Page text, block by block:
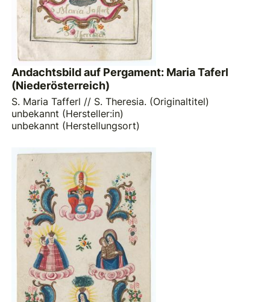
Andachtsbild auf Pergament: Maria Taferl
(Niederösterreich)
S. Maria Tafferl // S. Theresia. (Originaltitel)
unbekannt (Hersteller:in)
unbekannt (Herstellungsort)